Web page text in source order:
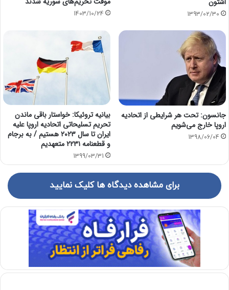
1393/02/30
1403/10/24
جانسون: تحت هر شرایطی از اتحادیه
اروپا خارج می‌شویم
1398/06/04
بیانیه تروئیکا: خواستار باقی ماندن
تحریم تسلیحاتی اتحادیه اروپا علیه
ایران تا سال ۲۰۲۳ هستیم / به برجام
و قطعنامه ۲۲۳۱ متعهدیم
1399/03/31
برای مشاهده دیدگاه ها کلیک نمایید